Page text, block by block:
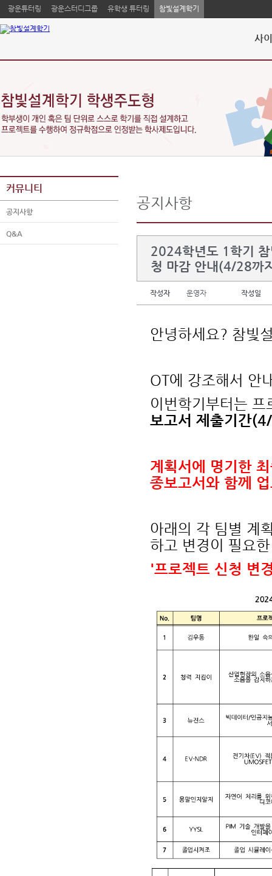
광운튜터링 광운스터디그룹 유학생 튜터링 참빛설계학기
사
커뮤니티
공지사항
Q&A
공지사항
2024학년도 1학기
청 마감 안내(4/28까
작성자 운영자 작성일
안녕하세요? 참빛
OT에 강조해서 안
이번학기부터는
보고서 제출기간
계획서에 명기한
종보고서와 함께
아래의 각 팀별 계
하고 변경이 필요
'프로젝트 신청 변